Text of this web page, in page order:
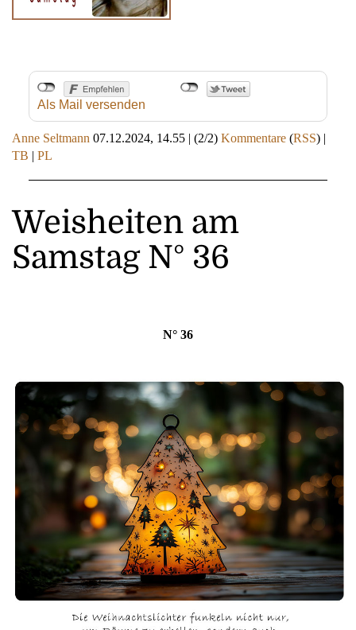
Als Mail versenden
Anne Seltmann 07.12.2024, 14.55 | (2/2) Kommentare (RSS) |
TB | PL
Weisheiten am
Samstag N° 36
N° 36